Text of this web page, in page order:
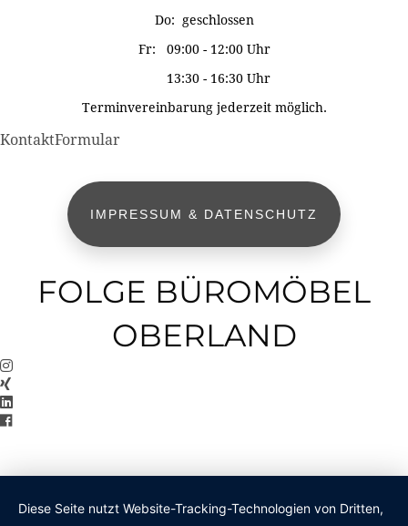
Do: geschlossen
Fr: 09:00 - 12:00 Uhr
13:30 - 16:30 Uhr
Terminvereinbarung jederzeit möglich.
KontaktFormular
IMPRESSUM & DATENSCHUTZ
FOLGE BÜROMÖBEL
OBERLAND
Diese Seite nutzt Website-Tracking-Technologien von Dritten,